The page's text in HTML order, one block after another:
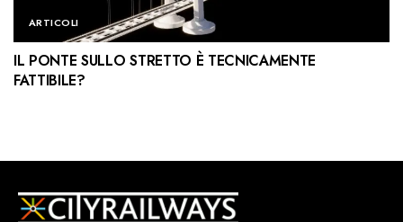
ARTICOLI
IL PONTE SULLO STRETTO È TECNICAMENTE
FATTIBILE?